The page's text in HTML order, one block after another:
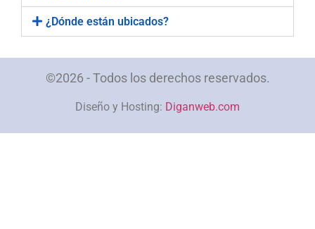
¿Dónde están ubicados?
©2026 - Todos los derechos reservados.
Diseño y Hosting: Diganweb.com